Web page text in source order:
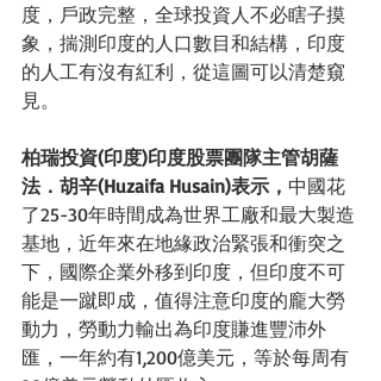
度，戶政完整，全球投資人不必瞎子摸
象，揣測印度的人口數目和結構，印度
的人工有沒有紅利，從這圖可以清楚窺
見。
柏瑞投資(印度)印度股票團隊主管胡薩
法．胡辛(Huzaifa Husain)表示， 中國花
了25-30年時間成為世界工廠和最大製造
基地，近年來在地緣政治緊張和衝突之
下，國際企業外移到印度，但印度不可
能是一蹴即成，值得注意印度的龐大勞
動力，勞動力輸出為印度賺進豐沛外
匯，一年約有1,200億美元，等於每周有